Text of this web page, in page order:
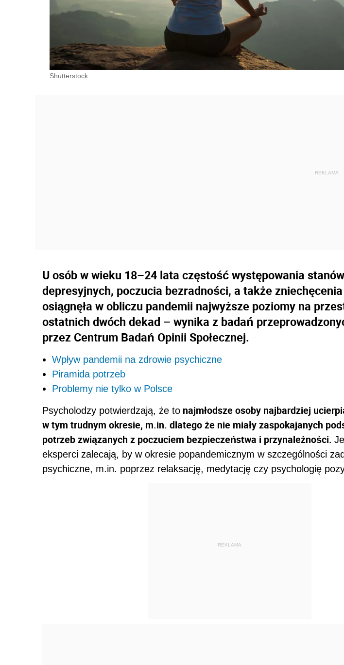
Shutterstock
U osób w wieku 18–24 lata częstość występowania stanów
depresyjnych, poczucia bezradności, a także
osiągnęła w obliczu pandemii najwyższe poziomy na
ostatnich dwóch dekad – wynika z badań
przez Centrum Badań Opinii Społecznej.
Wpływ pandemii na zdrowie psychiczne
Piramida potrzeb
Problemy nie tylko w Polsce
Psycholodzy potwierdzają, że to najmłodsze osoby najbardziej
w tym trudnym okresie, m.in. dlatego że nie miały zaspokajanych
potrzeb związanych z poczuciem bezpieczeństwa i przynależności.
eksperci zalecają, by w okresie popandemicznym w szczególności
psychiczne, m.in. poprzez relaksację, medytację czy psychologię
REKLAMA